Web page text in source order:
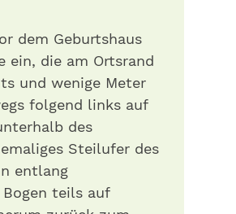
dem Geburtshaus
ein, die am Ortsrand
und wenige Meter
folgend links auf
des
Steil­ufer des
entlang
teils auf